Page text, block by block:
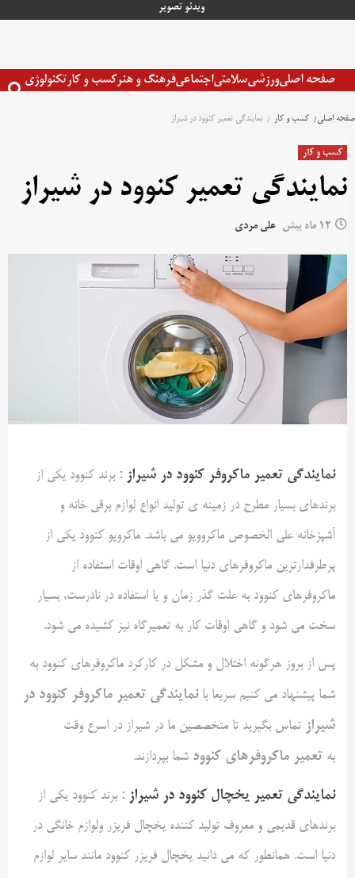
ویدئو تصویر
صفحه اصلیورزشیسلامتیاجتماعیفرهنگ و هنرکسب و کارتکنولوژی
صفحه اصلی کسب و کار نمایندگی تعمیر کنوود در شیراز
کسب و کار
نمایندگی تعمیر کنوود در شیراز
12 ماه پیش علی مردی
نمایندگی تعمیر ماکروفر کنوود در شیراز : برند کنوود یکی از
برندهای بسیار مطرح در زمینه ی تولید انواع لوازم برقی خانه و
آشپزخانه علی الخصوص ماکروویو می باشد. ماکرویو کنوود یکی از
پرطرفدارترین ماکروفرهای دنیا است. گاهی اوقات استفاده از
ماکروفرهای کنوود به علت گذر زمان و یا استفاده در نادرست، بسیار
سخت می شود و گاهی اوقات کار به تعمیرگاه نیز کشیده می شود.
پس از بروز هرگونه اختلال و مشکل در کارکرد ماکروفرهای کنوود به
شما پیشنهاد می کنیم سریعا بانمایندگی تعمیر ماکروفر کنوود در
شیراز تماس بگیرید تا متخصصین ما در شیراز در اسرع وقت
به تعمیر ماکروفرهای کنوود شما بپردازند.
نمایندگی تعمیر یخچال کنوود در شیراز : برند کنوود یکی از
برندهای قدیمی و معروف تولید کننده یخچال فریزر ولوازم خانگی در
دنیا است. همانطور که می دانید یخچال فریزر کنوود مانند سایر لوازم